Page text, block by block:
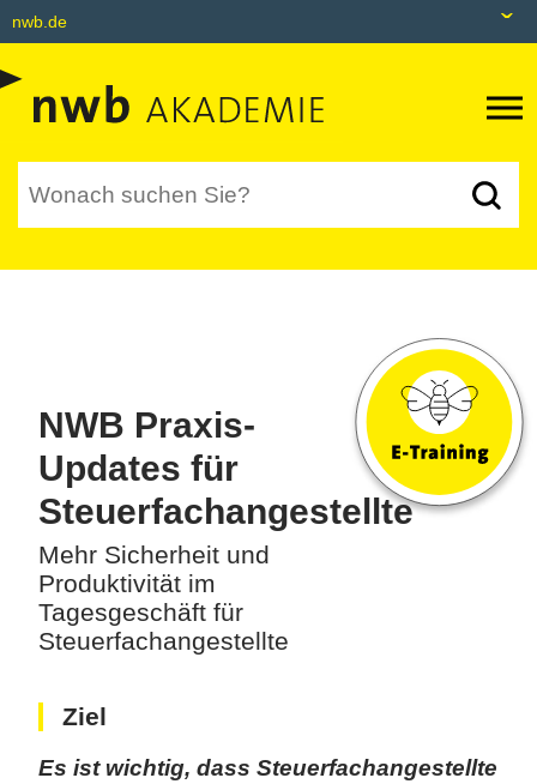
nwb.de
Datenbank
Akademie
NWB Praxis-
Updates für
Steuerfachangestellte
Mehr Sicherheit und
Produktivität im
Tagesgeschäft für
Steuerfachangestellte
Ziel
Es ist wichtig, dass Steuerfachangestellte